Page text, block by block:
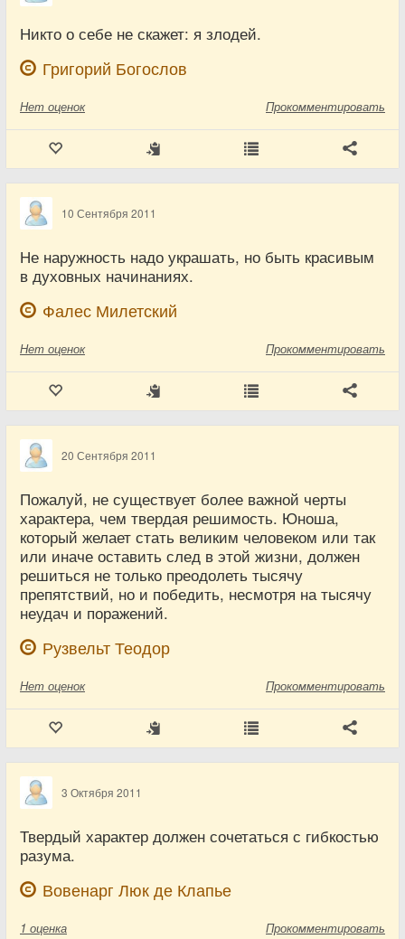
Никто о себе не скажет: я злодей.
Григорий Богослов
Нет оценок Прокомментировать
10 Сентября 2011
Не наружность надо украшать, но быть красивым
в духовных начинаниях.
Фалес Милетский
Нет оценок Прокомментировать
20 Сентября 2011
Пожалуй, не существует более важной черты
характера, чем твердая решимость. Юноша,
который желает стать великим человеком или так
или иначе оставить след в этой жизни, должен
решиться не только преодолеть тысячу
препятствий, но и победить, несмотря на тысячу
неудач и поражений.
Рузвельт Теодор
Нет оценок Прокомментировать
3 Октября 2011
Твердый характер должен сочетаться с гибкостью
разума.
Вовенарг Люк де Клапье
1 оценка Прокомментировать